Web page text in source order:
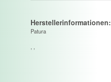
Herstellerinformationen:
Patura
, ,